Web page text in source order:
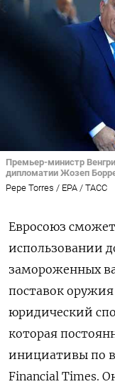
Премьер-министр
дипломатии Жозеп
Pepe Torres / EPA / ТАСС
Евросоюз
использовании
замороженных
поставок
юридический
которая
инициативы по
Financial Times.